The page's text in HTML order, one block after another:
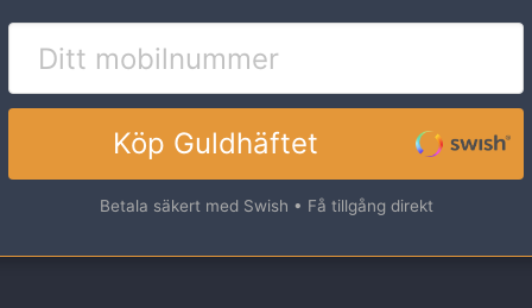
Köp Guldhäftet
Betala säkert med Swish • Få tillgång direkt